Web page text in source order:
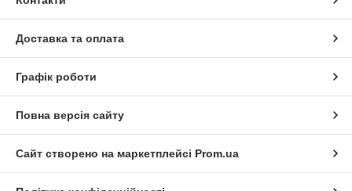
Доставка та оплата
Графік роботи
Повна версія сайту
Сайт створено на маркетплейсі Prom.ua